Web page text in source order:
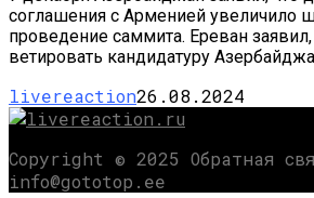
соглашения с Арменией увеличило
проведение саммита. Ереван заявил,
ветировать кандидатуру
livereaction26.08.2024
Copyright © 2025 Обратная
info@gototop.ee